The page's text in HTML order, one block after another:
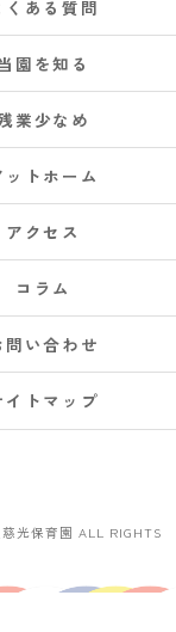
くある質問
園を知る
業少なめ
ットホーム
アクセス
コラム
問い合わせ
イトマップ
光保育園 ALL RIGHTS